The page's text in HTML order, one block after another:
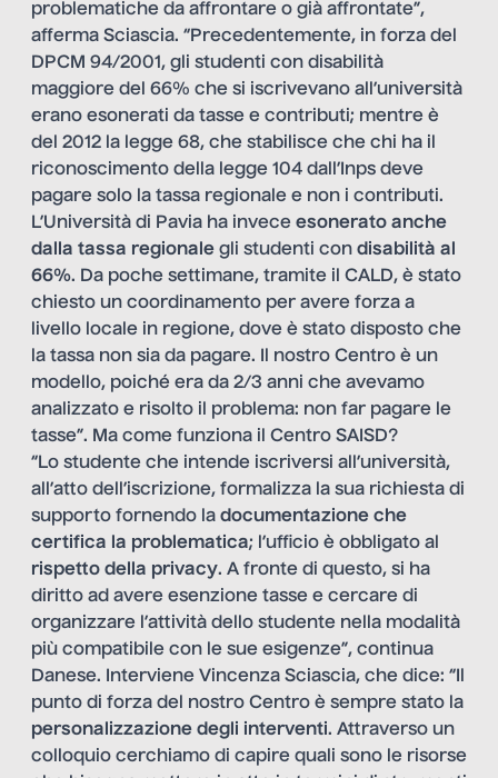
problematiche da affrontare o già affrontate”,
afferma Sciascia. “Precedentemente, in forza del
DPCM 94/2001, gli studenti con disabilità
maggiore del 66% che si iscrivevano all’università
erano esonerati da tasse e contributi; mentre è
del 2012 la legge 68, che stabilisce che chi ha il
riconoscimento della legge 104 dall’Inps deve
pagare solo la tassa regionale e non i contributi.
L’Università di Pavia ha invece esonerato anche
dalla tassa regionale gli studenti con disabilità al
66%. Da poche settimane, tramite il CALD, è stato
chiesto un coordinamento per avere forza a
livello locale in regione, dove è stato disposto che
la tassa non sia da pagare. Il nostro Centro è un
modello, poiché era da 2/3 anni che avevamo
analizzato e risolto il problema: non far pagare le
tasse”. Ma come funziona il Centro SAISD?
“Lo studente che intende iscriversi all’università,
all’atto dell’iscrizione, formalizza la sua richiesta di
supporto fornendo la documentazione che
certifica la problematica; l’ufficio è obbligato al
rispetto della privacy. A fronte di questo, si ha
diritto ad avere esenzione tasse e cercare di
organizzare l’attività dello studente nella modalità
più compatibile con le sue esigenze”, continua
Danese. Interviene Vincenza Sciascia, che dice: “Il
punto di forza del nostro Centro è sempre stato la
personalizzazione degli interventi. Attraverso un
colloquio cerchiamo di capire quali sono le risorse